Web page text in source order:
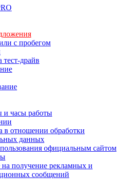
с пробегом
тест-драйв
и часы работы
в отношении обработки
данных
официальным сайтом
на получение рекламных и
сообщений